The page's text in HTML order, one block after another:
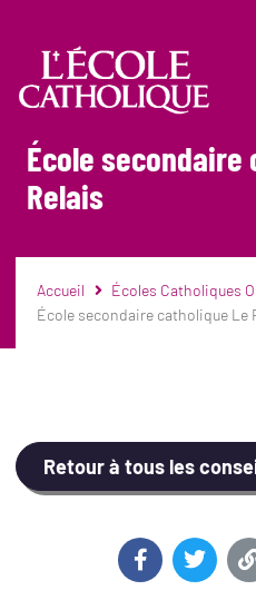
École secondaire
Relais
Accueil
Écoles Catholiques
École secondaire catholique Le
Retour à tous les